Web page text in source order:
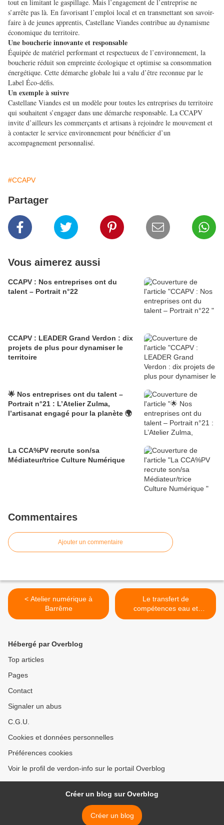
tout en limitant le gaspillage. Mais l’engagement de l’entreprise ne
s’arrête pas là. En favorisant l’emploi local et en transmettant son savoir-
faire à de jeunes apprentis, Castellane Viandes contribue au dynamisme
économique du territoire.
Une boucherie innovante et responsable
Équipée de matériel performant et respectueux de l’environnement, la
boucherie réduit son empreinte écologique et optimise sa consommation
énergétique. Cette démarche globale lui a valu d’être reconnue par le
Label Éco-défis.
Un exemple à suivre
Castellane Viandes est un modèle pour toutes les entreprises du territoire
qui souhaitent s’engager dans une démarche responsable. La CCAPV
invite d’ailleurs les commerçants et artisans à rejoindre le mouvement et
à contacter le service environnement pour bénéficier d’un
accompagnement personnalisé.
#CCAPV
Partager
Vous aimerez aussi
CCAPV : Nos entreprises ont du
talent – Portrait n°22
CCAPV : LEADER Grand Verdon : dix
projets de plus pour dynamiser le
territoire
🌟 Nos entreprises ont du talent –
Portrait n°21 : L’Atelier Zulma,
l’artisanat engagé pour la planète 🌍
La CCA%PV recrute son/sa
Médiateur/trice Culture Numérique
Commentaires
Ajouter un commentaire
< Atelier numérique à
Barrême
Le transfert de
compétences eau et
assainissement reporté >
Hébergé par Overblog
Top articles
Pages
Contact
Signaler un abus
C.G.U.
Cookies et données personnelles
Préférences cookies
Voir le profil de verdon-info sur le portail Overblog
Créer un blog sur Overblog
Créer un blog